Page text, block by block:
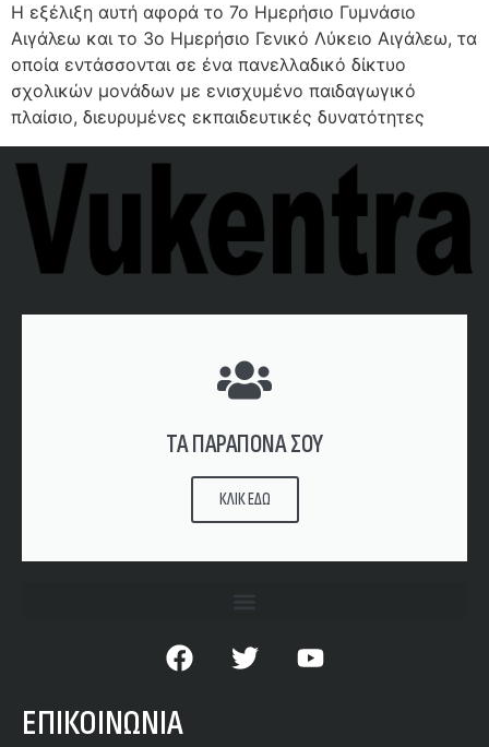
Η εξέλιξη αυτή αφορά το 7ο Ημερήσιο Γυμνάσιο
Αιγάλεω και το 3ο Ημερήσιο Γενικό Λύκειο Αιγάλεω, τα
οποία εντάσσονται σε ένα πανελλαδικό δίκτυο
σχολικών μονάδων με ενισχυμένο παιδαγωγικό
πλαίσιο, διευρυμένες εκπαιδευτικές δυνατότητες
ΤΑ ΠΑΡΑΠΟΝΑ ΣΟΥ
ΚΛΙΚ ΕΔΩ
ΕΠΙΚΟΙΝΩΝΙΑ